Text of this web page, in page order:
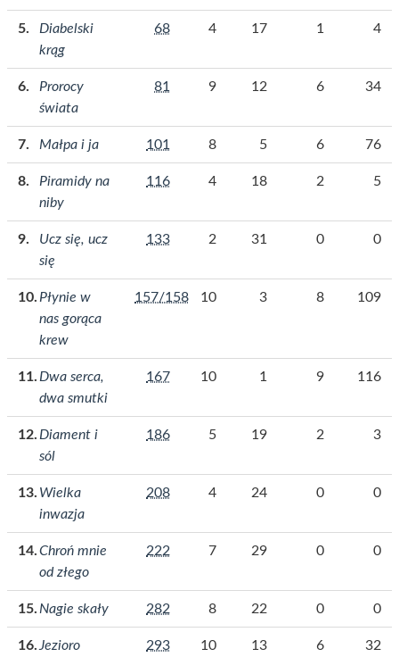
Diabelski
krąg
68 4 17 1 4
Prorocy
świata
81 9 12 6 34
Małpa i ja 101 8 5 6 76
Piramidy na
niby
116 4 18 2 5
Ucz się, ucz
się
133 2 31 0 0
Płynie w
nas gorąca
krew
157/158 10 3 8 109
Dwa serca,
dwa smutki
167 10 1 9 116
Diament i
sól
186 5 19 2 3
Wielka
inwazja
208 4 24 0 0
Chroń mnie
od złego
222 7 29 0 0
Nagie skały 282 8 22 0 0
Jezioro
293 10 13 6 32